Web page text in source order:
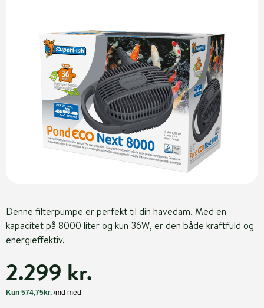
Denne filterpumpe er perfekt til din havedam. Med en
kapacitet på 8000 liter og kun 36W, er den både kraftfuld og
energieffektiv.
2.299 kr.